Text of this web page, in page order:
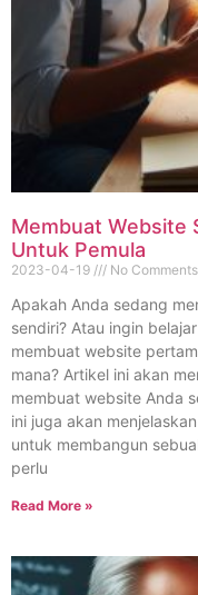
Membuat Website
Untuk Pemula
2023-04-19 No Comments
Apakah Anda sedang
sendiri? Atau ingin
membuat website
mana? Artikel ini akan
membuat website Anda
ini juga akan
untuk membangun
perlu
Read More »